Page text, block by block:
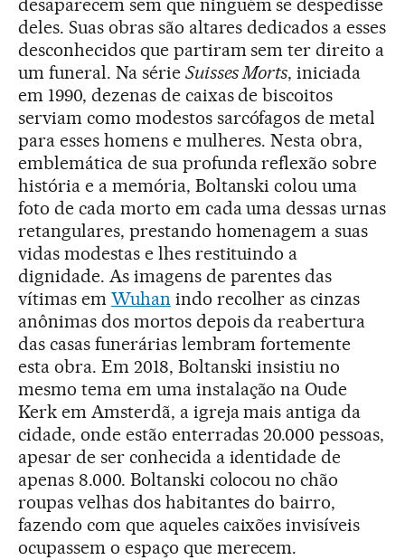
desaparecem sem que ninguém se despedisse
deles. Suas obras são altares dedicados a esses
desconhecidos que partiram sem ter direito a
um funeral. Na série Suisses Morts, iniciada
em 1990, dezenas de caixas de biscoitos
serviam como modestos sarcófagos de metal
para esses homens e mulheres. Nesta obra,
emblemática de sua profunda reflexão sobre
história e a memória, Boltanski colou uma
foto de cada morto em cada uma dessas urnas
retangulares, prestando homenagem a suas
vidas modestas e lhes restituindo a
dignidade. As imagens de parentes das
vítimas em Wuhan indo recolher as cinzas
anônimas dos mortos depois da reabertura
das casas funerárias lembram fortemente
esta obra. Em 2018, Boltanski insistiu no
mesmo tema em uma instalação na Oude
Kerk em Amsterdã, a igreja mais antiga da
cidade, onde estão enterradas 20.000 pessoas,
apesar de ser conhecida a identidade de
apenas 8.000. Boltanski colocou no chão
roupas velhas dos habitantes do bairro,
fazendo com que aqueles caixões invisíveis
ocupassem o espaço que merecem.